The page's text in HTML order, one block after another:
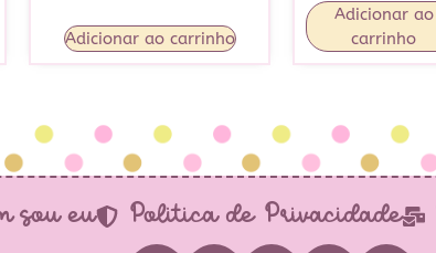
Adicionar ao carrinho
Adicionar ao
carrinho
sou eu Política de Privacidade